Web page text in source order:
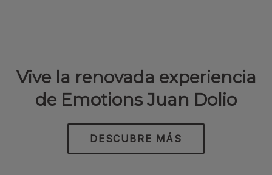
Vive la renovada experiencia
de Emotions Juan Dolio
DESCUBRE MÁS